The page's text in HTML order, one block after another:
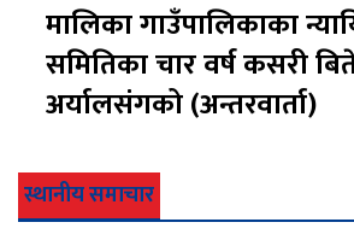
मालिका गाउँपालिकाका
समितिका चार वर्ष कसरी
अर्यालसंंगको (अन्तरवार्ता)
स्थानीय समाचार